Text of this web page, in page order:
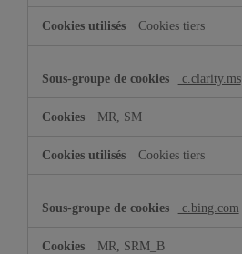
Cookies tiers
c.clarity.ms
MR, SM
Cookies tiers
c.bing.com
MR, SRM_B